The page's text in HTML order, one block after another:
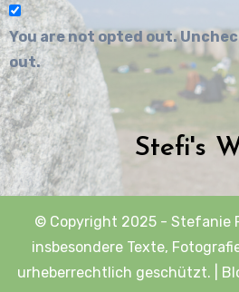
You are not opted out.
out.
Stefi's
© Copyright 2025 - Stefanie
insbesondere Texte,
urheberrechtlich geschützt.